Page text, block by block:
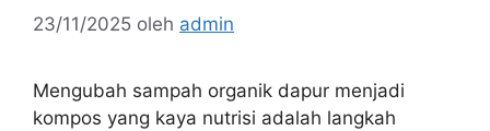
23/11/2025 oleh admin
Mengubah sampah organik dapur menjadi
kompos yang kaya nutrisi adalah langkah